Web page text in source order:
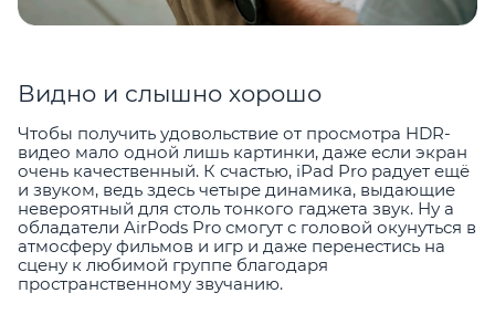
Видно и слышно хорошо
Чтобы получить удовольствие от просмотра HDR-
видео мало одной лишь картинки, даже если экран
очень качественный. К счастью, iPad Pro радует ещё
и звуком, ведь здесь четыре динамика, выдающие
невероятный для столь тонкого гаджета звук. Ну а
обладатели AirPods Pro смогут с головой окунуться в
атмосферу фильмов и игр и даже перенестись на
сцену к любимой группе благодаря
пространственному звучанию.